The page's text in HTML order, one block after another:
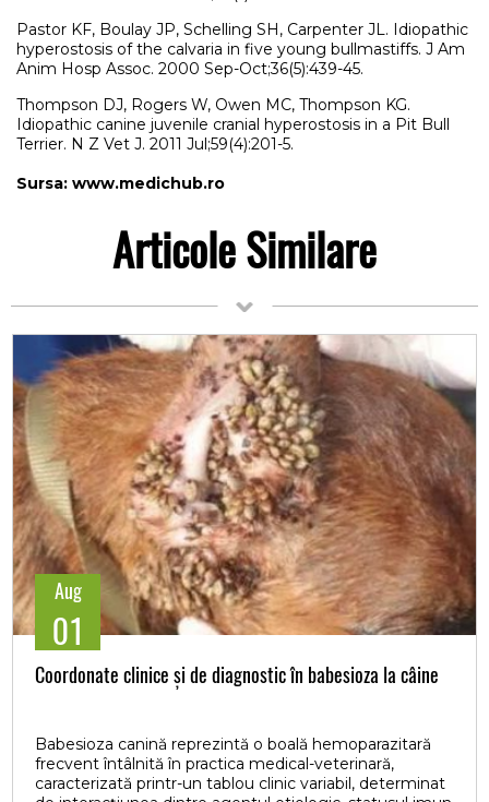
Pastor KF, Boulay JP, Schelling SH, Carpenter JL. Idiopathic
hyperostosis of the calvaria in five young bullmastiffs. J Am
Anim Hosp Assoc. 2000 Sep-Oct;36(5):439-45.
Thompson DJ, Rogers W, Owen MC, Thompson KG.
Idiopathic canine juvenile cranial hyperostosis in a Pit Bull
Terrier. N Z Vet J. 2011 Jul;59(4):201-5.
Sursa: www.medichub.ro
Articole Similare
Aug
01
Coordonate clinice și de diagnostic în babesioza la câine
Babesioza canină reprezintă o boală hemoparazitară
frecvent întâlnită în practica medical-veterinară,
caracterizată printr-un tablou clinic variabil, determinat